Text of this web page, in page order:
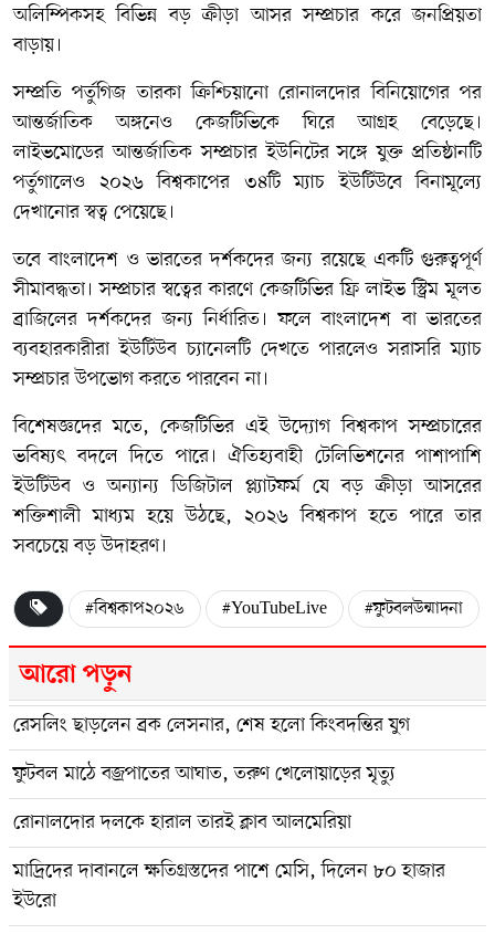
অলিম্পিকসহ বিভিন্ন বড় ক্রীড়া আসর সম্প্রচার করে জনপ্রিয়তা
বাড়ায়।
সম্প্রতি পর্তুগিজ তারকা ক্রিশ্চিয়ানো রোনালদোর বিনিয়োগের পর
আন্তর্জাতিক অঙ্গনেও কেজটিভিকে ঘিরে আগ্রহ বেড়েছে।
লাইভমোডের আন্তর্জাতিক সম্প্রচার ইউনিটের সঙ্গে যুক্ত প্রতিষ্ঠানটি
পর্তুগালেও ২০২৬ বিশ্বকাপের ৩৪টি ম্যাচ ইউটিউবে বিনামূল্যে
দেখানোর স্বত্ব পেয়েছে।
তবে বাংলাদেশ ও ভারতের দর্শকদের জন্য রয়েছে একটি গুরুত্বপূর্ণ
সীমাবদ্ধতা। সম্প্রচার স্বত্বের কারণে কেজটিভির ফ্রি লাইভ স্ট্রিম মূলত
ব্রাজিলের দর্শকদের জন্য নির্ধারিত। ফলে বাংলাদেশ বা ভারতের
ব্যবহারকারীরা ইউটিউব চ্যানেলটি দেখতে পারলেও সরাসরি ম্যাচ
সম্প্রচার উপভোগ করতে পারবেন না।
বিশেষজ্ঞদের মতে, কেজটিভির এই উদ্যোগ বিশ্বকাপ সম্প্রচারের
ভবিষ্যৎ বদলে দিতে পারে। ঐতিহ্যবাহী টেলিভিশনের পাশাপাশি
ইউটিউব ও অন্যান্য ডিজিটাল প্ল্যাটফর্ম যে বড় ক্রীড়া আসরের
শক্তিশালী মাধ্যম হয়ে উঠছে, ২০২৬ বিশ্বকাপ হতে পারে তার
সবচেয়ে বড় উদাহরণ।
#বিশ্বকাপ২০২৬ #YouTubeLive #ফুটবলউন্মাদনা
আরো পড়ুন
রেসলিং ছাড়লেন ব্রক লেসনার, শেষ হলো কিংবদন্তির যুগ
ফুটবল মাঠে বজ্রপাতের আঘাত, তরুণ খেলোয়াড়ের মৃত্যু
রোনালদোর দলকে হারাল তারই ক্লাব আলমেরিয়া
মাদ্রিদের দাবানলে ক্ষতিগ্রস্তদের পাশে মেসি, দিলেন ৮০ হাজার
ইউরো